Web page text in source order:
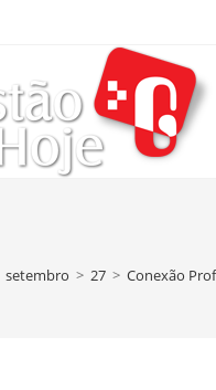
setembro > 27 > Conexão